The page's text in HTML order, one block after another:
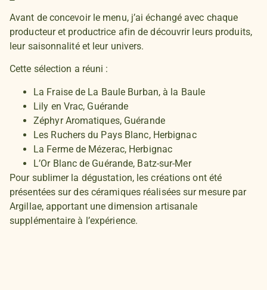
Avant de concevoir le menu, j’ai échangé avec chaque
producteur et productrice afin de découvrir leurs produits,
leur saisonnalité et leur univers.
Cette sélection a réuni :
La Fraise de La Baule Burban, à la Baule
Lily en Vrac, Guérande
Zéphyr Aromatiques, Guérande
Les Ruchers du Pays Blanc, Herbignac
La Ferme de Mézerac, Herbignac
L’Or Blanc de Guérande, Batz-sur-Mer
Pour sublimer la dégustation, les créations ont été
présentées sur des céramiques réalisées sur mesure par
Argillae, apportant une dimension artisanale
supplémentaire à l’expérience.